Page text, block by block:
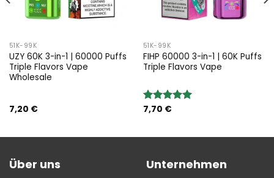
51K-99K
UZY 60K 3-in-1 | 60000 Puffs
Triple Flavors Vape
Wholesale
7,20 €
51K-99K
FIHP 60000 3-in-1 | 60K Puffs
Triple Flavors Vape
Bewertung:
7,70 €
Über uns Unternehmen